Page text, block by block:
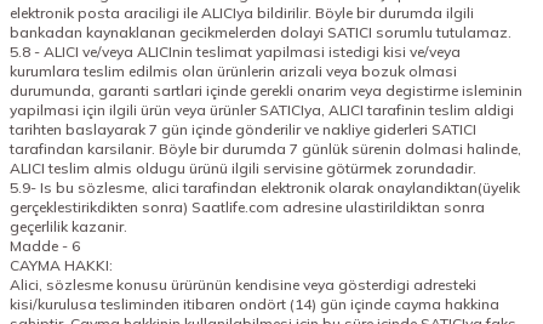
elektronik posta araciligi ile ALICIya bildirilir. Böyle bir durumda ilgili
bankadan kaynaklanan gecikmelerden dolayi SATICI sorumlu tutulamaz.
5.8 - ALICI ve/veya ALICInin teslimat yapilmasi istedigi kisi ve/veya
kurumlara teslim edilmis olan ürünlerin arizali veya bozuk olmasi
durumunda, garanti sartlari içinde gerekli onarim veya degistirme isleminin
yapilmasi için ilgili ürün veya ürünler SATICIya, ALICI tarafinin teslim aldigi
tarihten baslayarak 7 gün içinde gönderilir ve nakliye giderleri SATICI
tarafindan karsilanir. Böyle bir durumda 7 günlük sürenin dolmasi halinde,
ALICI teslim almis oldugu ürünü ilgili servisine götürmek zorundadir.
5.9- Is bu sözlesme, alici tarafindan elektronik olarak onaylandiktan(üyelik
gerçeklestirikdikten sonra) Saatlife.com adresine ulastirildiktan sonra
geçerlilik kazanir.
Madde - 6
CAYMA HAKKI:
Alici, sözlesme konusu ürürünün kendisine veya gösterdigi adresteki
kisi/kurulusa tesliminden itibaren ondört (14) gün içinde cayma hakkina